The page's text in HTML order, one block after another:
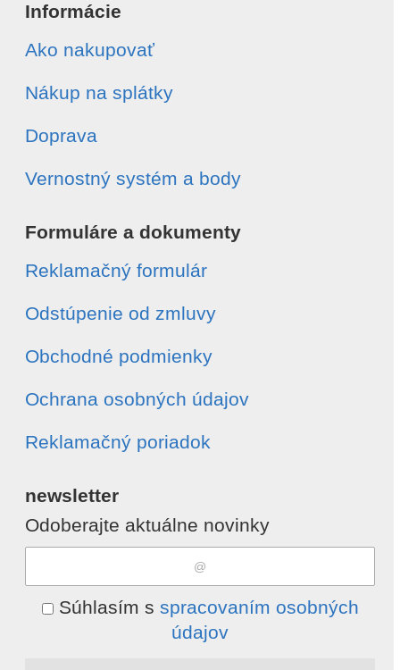
Informácie
Ako nakupovať
Nákup na splátky
Doprava
Vernostný systém a body
Formuláre a dokumenty
Reklamačný formulár
Odstúpenie od zmluvy
Obchodné podmienky
Ochrana osobných údajov
Reklamačný poriadok
newsletter
Odoberajte aktuálne novinky
Súhlasím s spracovaním osobných
údajov